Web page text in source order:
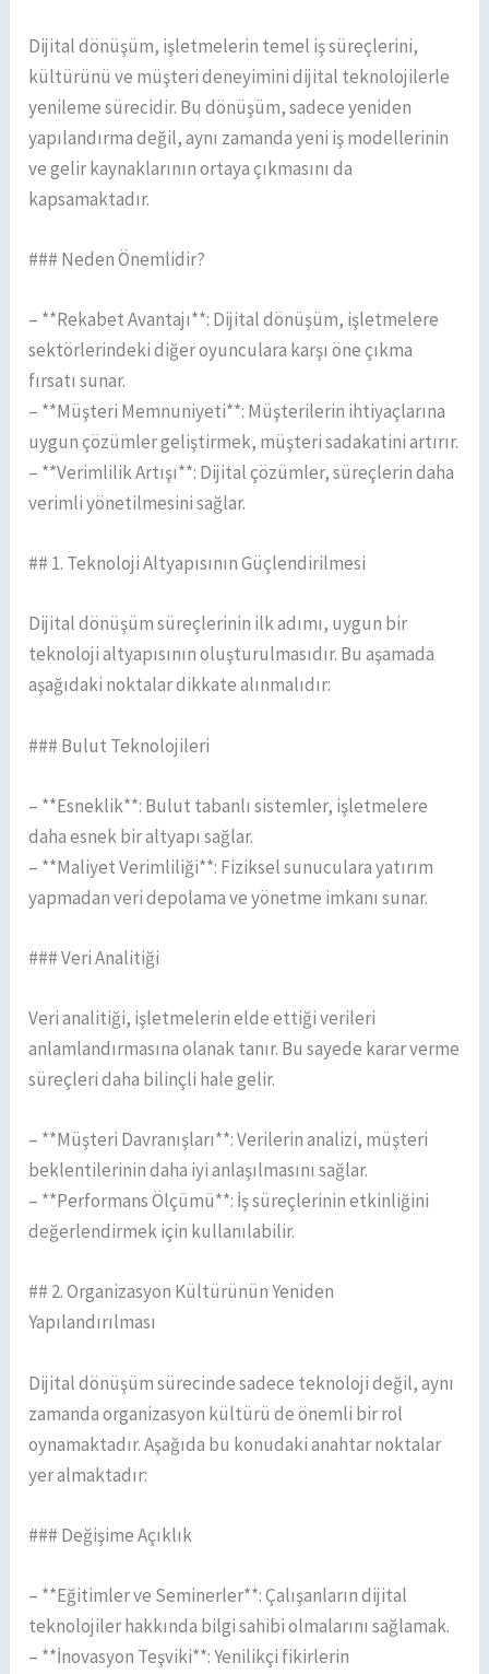
Dijital dönüşüm, işletmelerin temel iş süreçlerini,
kültürünü ve müşteri deneyimini dijital teknolojilerle
yenileme sürecidir. Bu dönüşüm, sadece yeniden
yapılandırma değil, aynı zamanda yeni iş modellerinin
ve gelir kaynaklarının ortaya çıkmasını da
kapsamaktadır.
### Neden Önemlidir?
– **Rekabet Avantajı**: Dijital dönüşüm, işletmelere
sektörlerindeki diğer oyunculara karşı öne çıkma
fırsatı sunar.
– **Müşteri Memnuniyeti**: Müşterilerin ihtiyaçlarına
uygun çözümler geliştirmek, müşteri sadakatini artırır.
– **Verimlilik Artışı**: Dijital çözümler, süreçlerin daha
verimli yönetilmesini sağlar.
## 1. Teknoloji Altyapısının Güçlendirilmesi
Dijital dönüşüm süreçlerinin ilk adımı, uygun bir
teknoloji altyapısının oluşturulmasıdır. Bu aşamada
aşağıdaki noktalar dikkate alınmalıdır:
### Bulut Teknolojileri
– **Esneklik**: Bulut tabanlı sistemler, işletmelere
daha esnek bir altyapı sağlar.
– **Maliyet Verimliliği**: Fiziksel sunuculara yatırım
yapmadan veri depolama ve yönetme imkanı sunar.
### Veri Analitiği
Veri analitiği, işletmelerin elde ettiği verileri
anlamlandırmasına olanak tanır. Bu sayede karar verme
süreçleri daha bilinçli hale gelir.
– **Müşteri Davranışları**: Verilerin analizi, müşteri
beklentilerinin daha iyi anlaşılmasını sağlar.
– **Performans Ölçümü**: İş süreçlerinin etkinliğini
değerlendirmek için kullanılabilir.
## 2. Organizasyon Kültürünün Yeniden
Yapılandırılması
Dijital dönüşüm sürecinde sadece teknoloji değil, aynı
zamanda organizasyon kültürü de önemli bir rol
oynamaktadır. Aşağıda bu konudaki anahtar noktalar
yer almaktadır:
### Değişime Açıklık
– **Eğitimler ve Seminerler**: Çalışanların dijital
teknolojiler hakkında bilgi sahibi olmalarını sağlamak.
– **İnovasyon Teşviki**: Yenilikçi fikirlerin